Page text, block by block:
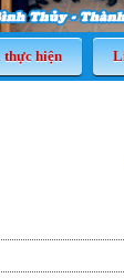
thực hiện